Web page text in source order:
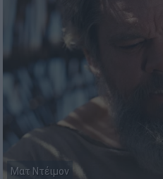
Ματ Ντέιμον